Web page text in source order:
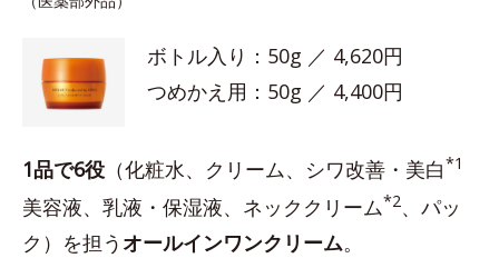
ボトル入り：50g ／ 4,620円
つめかえ用：50g ／ 4,400円
1品で6役 （化粧水、クリーム、シワ改善・美白*1
美容液、乳液・保湿液、ネッククリーム*2、パッ
ク）を担う オールインワンクリーム。